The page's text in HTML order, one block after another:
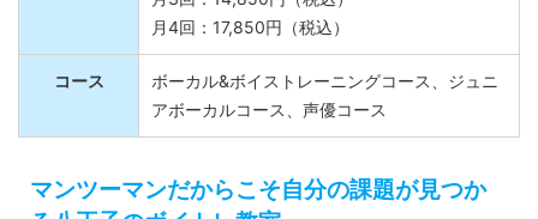
月3回：14,850円（税込）
月4回：17,850円（税込）
コース
ボーカル&ボイストレーニングコース、ジュニ
アボーカルコース、声優コース
マンツーマンだからこそ自分の課題が見つか